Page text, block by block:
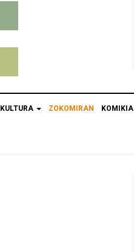
KULTURA ZOKOMIRAN KOMIKIA